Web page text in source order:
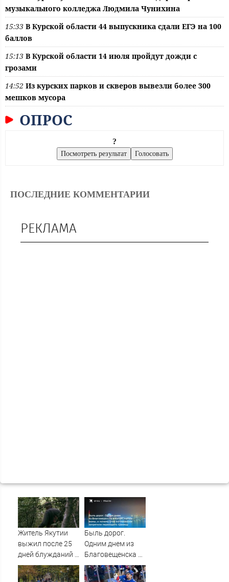
музыкального колледжа Людмила Чунихина
15:33 В Курской области 44 выпускника сдали ЕГЭ на 100
баллов
15:13 В Курской области 14 июля пройдут дожди с
грозами
14:52 Из курских парков и скверов вывезли более 300
мешков мусора
ОПРОС
?
ПОСЛЕДНИЕ КОММЕНТАРИИ
РЕКЛАМА
Житель Якутии
выжил после 25
дней блужданий в
тайге
Быль дорог.
Одним днем из
Благовещенска в
Китай, лапша,
мемы, и почему